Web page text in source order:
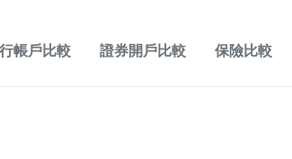
帳戶比較 證券開戶比較 保險比較